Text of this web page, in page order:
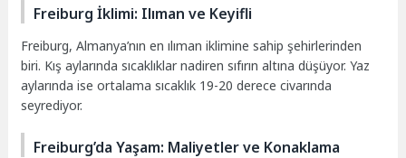
Freiburg İklimi: Ilıman ve Keyifli
Freiburg, Almanya’nın en ılıman iklimine sahip şehirlerinden
biri. Kış aylarında sıcaklıklar nadiren sıfırın altına düşüyor. Yaz
aylarında ise ortalama sıcaklık 19-20 derece civarında
seyrediyor.
Freiburg’da Yaşam: Maliyetler ve Konaklama